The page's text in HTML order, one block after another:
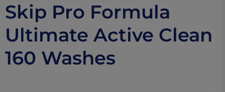
Skip Pro Formula
Ultimate Active Clean
160 Washes